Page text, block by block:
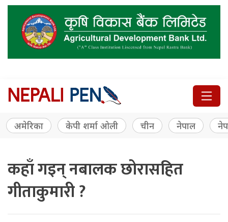
अमेरिका केपी शर्मा ओली चीन नेपाल
कहाँ गइन् नबालक छोरासहित
गीताकुमारी ?